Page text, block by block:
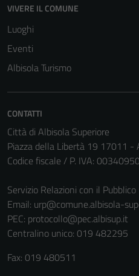
VIVERE IL COMUNE
Luoghi
Eventi
Albisola Turismo
CONTATTI
Città di Albisola Superiore
Piazza della Libertà 19 17011 -
Codice fiscale / P. IVA:
Servizio Relazioni con il Pubblico
Email: urp@comune.albisola-
PEC: protocollo@pec.albisup.it
Centralino unico: 019 482295
Fax: 019 480511